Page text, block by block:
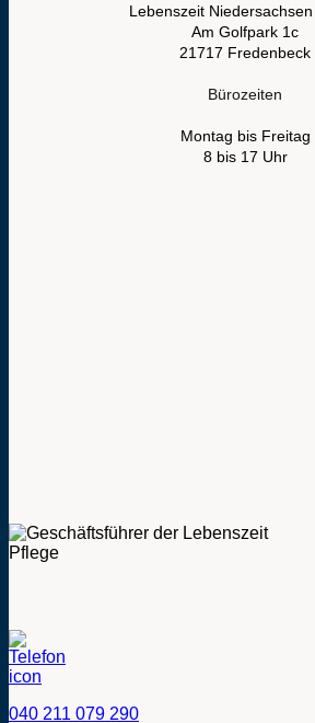
Lebenszeit
Am Golfpark 1c
21717 Fredenbeck
Bürozeiten
Montag bis Freitag
8 bis 17 Uhr
040 211 079 290